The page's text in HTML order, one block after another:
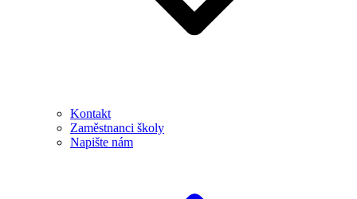
Kontakt
Zaměstnanci školy
Napište nám